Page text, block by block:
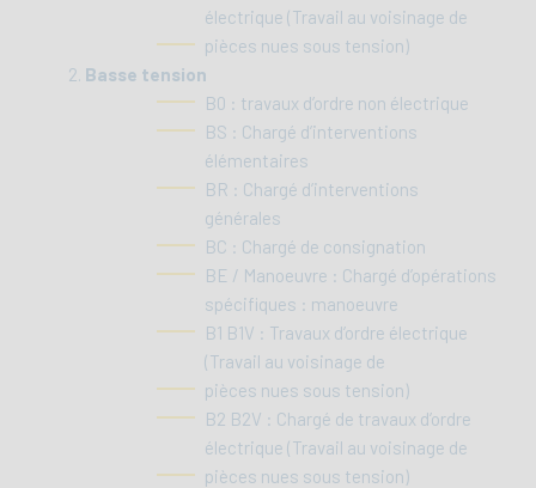
électrique (Travail au voisinage de
pièces nues sous tension)
Basse tension
B0 : travaux d’ordre non électrique
BS : Chargé d’interventions
élémentaires
BR : Chargé d’interventions
générales
BC : Chargé de consignation
BE / Manoeuvre : Chargé d’opérations
spécifiques : manoeuvre
B1 B1V : Travaux d’ordre électrique
(Travail au voisinage de
pièces nues sous tension)
B2 B2V : Chargé de travaux d’ordre
électrique (Travail au voisinage de
pièces nues sous tension)